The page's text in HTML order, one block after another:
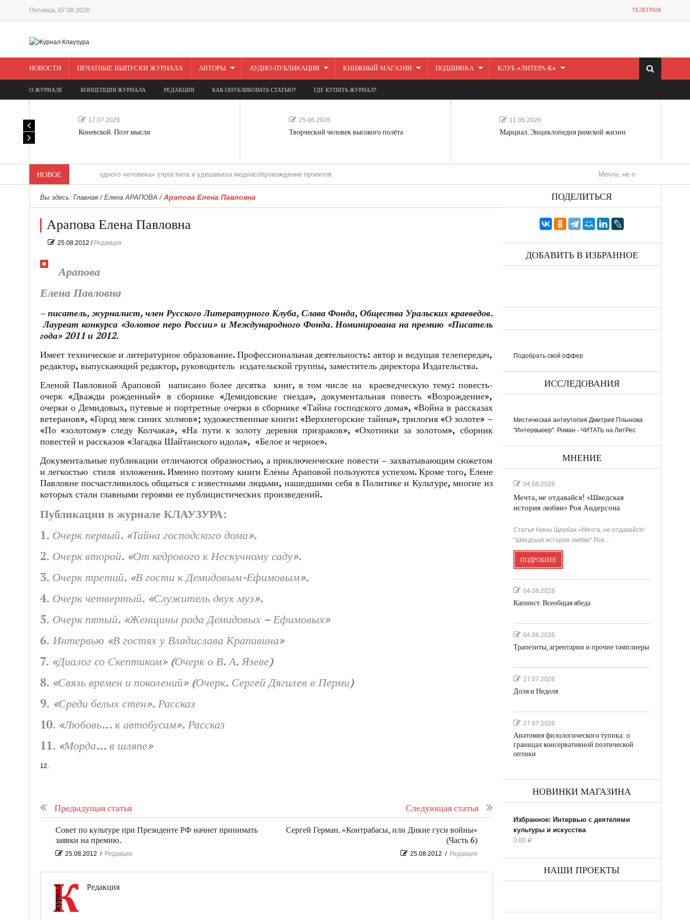
Пятница, 07.08.2026 ТЕЛЕГРАМ
НОВОСТИ ПЕЧАТНЫЕ ВЫПУСКИ ЖУРНАЛА АВТОРЫ АУДИО-ПУБЛИКАЦИИ КНИЖНЫЙ МАГАЗИН ПОДШИВКА КЛУБ «ЛИТЕРА-К»
О ЖУРНАЛЕ КОНЦЕПЦИЯ ЖУРНАЛА РЕДАКЦИЯ КАК ОПУБЛИКОВАТЬ СТАТЬЮ? ГДЕ КУПИТЬ ЖУРНАЛ?
17.07.2026
Коневской. Поэт мысли
25.06.2026
Творческий человек высокого полёта
11.06.2026
Марциал. Энциклопедия римской жизни
НОВОЕ
«Редакция одного человека» упростила и удешевила медиасопровождение проектов Мечта, не отдавайся! «Шведская
Вы здесь: Главная/ Елена АРАПОВА / Арапова Елена Павловна
Арапова Елена Павловна
25.08.2012 / Редакция
Арапова
Елена Павловна
– писатель, журналист, член Русского Литературного Клуба, Слава Фонда, Общества Уральских краеведов.
Лауреат конкурса «Золотое перо России» и Международного Фонда. Номинирована на премию «Писатель
года» 2011 и 2012.
Имеет техническое и литературное образование. Профессиональная деятельность: автор и ведущая телепередач,
редактор, выпускающий редактор, руководитель издательской группы, заместитель директора Издательства.
Еленой Павловной Араповой написано более десятка книг, в том числе на краеведческую тему: повесть-
очерк «Дважды рожденный» в сборнике «Демидовские гнезда», документальная повесть «Возрождение»,
очерки о Демидовых, путевые и портретные очерки в сборнике «Тайна господского дома», «Война в рассказах
ветеранов», «Город меж синих холмов»; художественные книги: «Верхнегорские тайны», трилогия «О золоте» –
«По «золотому» следу Колчака», «На пути к золоту деревня призраков», «Охотники за золотом», сборник
повестей и рассказов «Загадка Шайтанского идола», «Белое и черное».
Документальные публикации отличаются образностью, а приключенческие повести – захватывающим сюжетом
и легкостью стиля изложения. Именно поэтому книги Елены Араповой пользуются успехом. Кроме того, Елене
Павловне посчастливилось общаться с известными людьми, нашедшими себя в Политике и Культуре, многие из
которых стали главными героями ее публицистических произведений.
Публикации в журнале КЛАУЗУРА:
1. Очерк первый. «Тайна господского дома».
2. Очерк второй. «От кедрового к Нескучному саду».
3. Очерк третий. «В гости к Демидовым-Ефимовым».
4. Очерк четвертый. «Служитель двух муз».
5. Очерк пятый. «Женщины рода Демидовых – Ефимовых»
6. Интервью «В гостях у Владислава Крапивина»
7. «Диалог со Скептиком» (Очерк о В. А. Язеве)
8. «Связь времен и поколений»(Очерк. Сергей Дягилев в Перми)
9. «Среди белых стен». Рассказ
10. «Любовь… к автобусам». Рассказ
11. «Морда… в шляпе»
12.
Предыдущая статья Следующая статья
Совет по культуре при Президенте РФ начнет принимать
заявки на премию.
25.08.2012 / Редакция
Сергей Герман. «Контрабасы, или Дикие гуси войны»
(Часть 6)
25.08.2012 / Редакция
Редакция
ПОДЕЛИТЬСЯ
ДОБАВИТЬ В ИЗБРАННОЕ
Подобрать свой оффер
ИССЛЕДОВАНИЯ
Мистическая антиутопия Дмитрия Плынова
"Интервьюер". Роман - ЧИТАТЬ на ЛитРес
МНЕНИЕ
04.08.2026
Мечта, не отдавайся! «Шведская
история любви» Роя Андерсона
Статья Нины Щербак «Мечта, не отдавайся!
“Шведская история любви” Роя…
ПОДРОБНЕЕ
04.08.2026
Капнист. Всеобщая ябеда
04.08.2026
Трапезиты, агрентарии и прочие тамплиеры
27.07.2026
Доля и Недоля
27.07.2026
Анатомия филологического тупика: о
границах консервативной поэтической
оптики
НОВИНКИ МАГАЗИНА
Избранное: Интервью с деятелями
культуры и искусства
0.00 Р
НАШИ ПРОЕКТЫ